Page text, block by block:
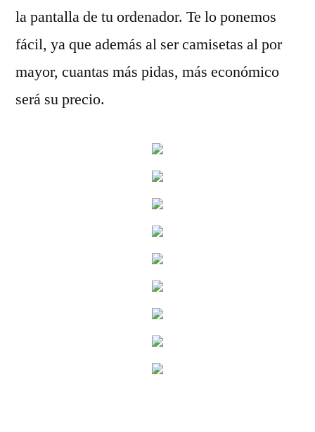
la pantalla de tu ordenador. Te lo ponemos
fácil, ya que además al ser camisetas al por
mayor, cuantas más pidas, más económico
será su precio.